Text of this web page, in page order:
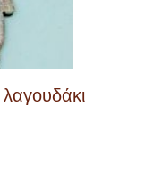
λαγουδάκι